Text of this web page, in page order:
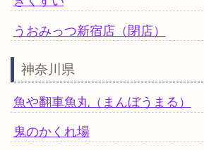
うおみっつ新宿店（閉店）
神奈川県
魚や翻車魚丸（まんぼうまる）
鬼のかくれ場